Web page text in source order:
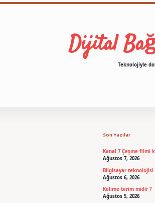
Dijital
Teknolojiyle
Son Yazılar
Kanal 7 Çeşme filmi
Ağustos 7, 2026
Bilgisayar teknolojisi
Ağustos 6, 2026
Kelime terim midir ?
Ağustos 5, 2026